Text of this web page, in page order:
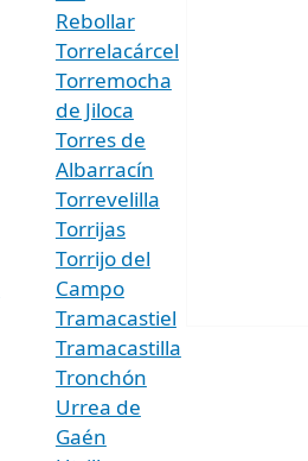
Rebollar
Torrelacárcel
Torremocha
de Jiloca
Torres de
Albarracín
Torrevelilla
Torrijas
Torrijo del
Campo
Tramacastiel
Tramacastilla
Tronchón
Urrea de
Gaén